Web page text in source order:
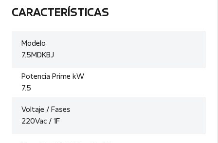
CARACTERÍSTICAS
Modelo
7.5MDKBJ
Potencia Prime kW
7.5
Voltaje / Fases
220Vac / 1F